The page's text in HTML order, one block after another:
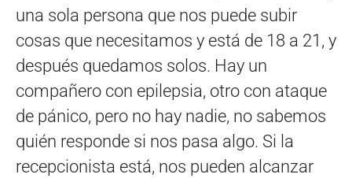
una sola persona que nos puede subir
cosas que necesitamos y está de 18 a 21, y
después quedamos solos. Hay un
compañero con epilepsia, otro con ataque
de pánico, pero no hay nadie, no sabemos
quién responde si nos pasa algo. Si la
recepcionista está, nos pueden alcanzar